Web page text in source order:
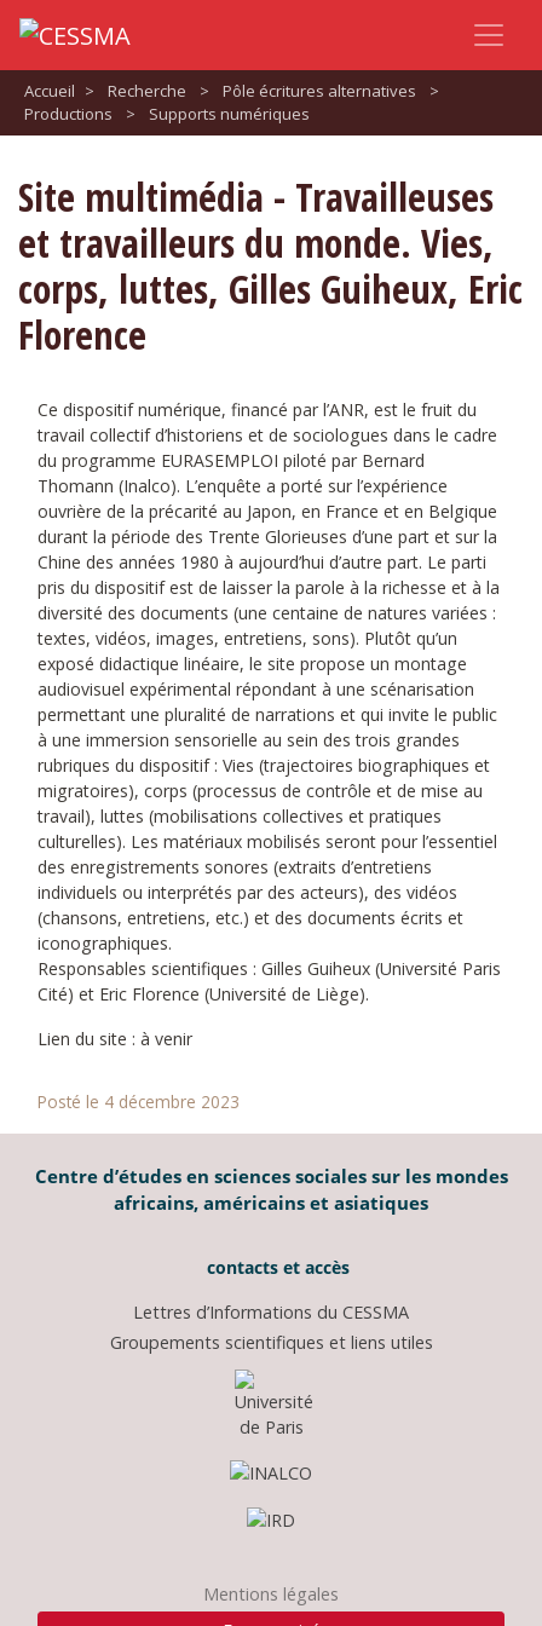
Accueil > Recherche > Pôle écritures alternatives
>
Productions
> Supports numériques
Site multimédia - Travailleuses
et travailleurs du monde. Vies,
corps, luttes, Gilles Guiheux, Eric
Florence
Ce dispositif numérique, financé par l’ANR, est le fruit du
travail collectif d’historiens et de sociologues dans le cadre
du programme EURASEMPLOI piloté par Bernard
Thomann (Inalco). L’enquête a porté sur l’expérience
ouvrière de la précarité au Japon, en France et en Belgique
durant la période des Trente Glorieuses d’une part et sur la
Chine des années 1980 à aujourd’hui d’autre part. Le parti
pris du dispositif est de laisser la parole à la richesse et à la
diversité des documents (une centaine de natures variées :
textes, vidéos, images, entretiens, sons). Plutôt qu’un
exposé didactique linéaire, le site propose un montage
audiovisuel expérimental répondant à une scénarisation
permettant une pluralité de narrations et qui invite le public
à une immersion sensorielle au sein des trois grandes
rubriques du dispositif : Vies (trajectoires biographiques et
migratoires), corps (processus de contrôle et de mise au
travail), luttes (mobilisations collectives et pratiques
culturelles). Les matériaux mobilisés seront pour l’essentiel
des enregistrements sonores (extraits d’entretiens
individuels ou interprétés par des acteurs), des vidéos
(chansons, entretiens, etc.) et des documents écrits et
iconographiques.
Responsables scientifiques : Gilles Guiheux (Université Paris
Cité) et Eric Florence (Université de Liège).
Lien du site : à venir
Posté le 4 décembre 2023
Centre d’études en sciences sociales sur les mondes
africains, américains et asiatiques
contacts et accès
Lettres d’Informations du CESSMA
Groupements scientifiques et liens utiles
Mentions légales